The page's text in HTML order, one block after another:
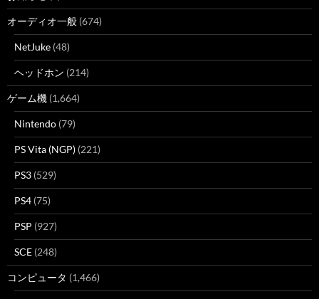
オーディオ一般 (674)
NetJuke (48)
ヘッドホン (214)
ゲーム機 (1,664)
Nintendo (79)
PS Vita (NGP) (221)
PS3 (529)
PS4 (75)
PSP (927)
SCE (248)
コンピュータ (1,466)